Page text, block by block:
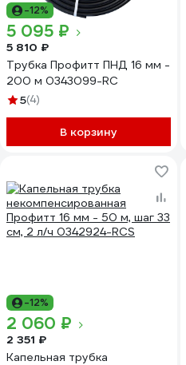
-12%
5 095 ₽
5 810 ₽
Трубка Профитт ПНД 16 мм -
200 м 0343099-RC
5(4)
В корзину
-12%
2 060 ₽
2 351 ₽
Капельная трубка